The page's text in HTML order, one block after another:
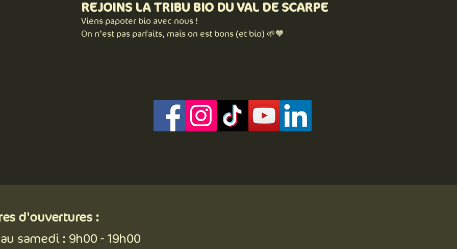
REJOINS LA TRIBU BIO DU VAL DE SCARPE
Viens papoter bio avec nous !
On n’est pas parfaits, mais on est bons (et bio) 🌱🧡
d'ouvertures :
samedi : 9h00 - 19h00